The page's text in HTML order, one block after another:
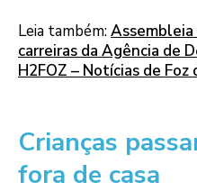
Leia também:Assembleia
carreiras da Agência de
H2FOZ – Notícias de Foz
Crianças
fora de casa